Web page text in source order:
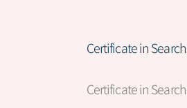
Certificate in
Certificate in